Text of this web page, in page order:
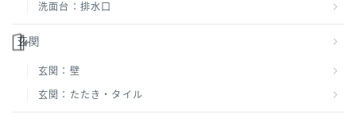
洗面台：排水口
玄関
玄関：壁
玄関：たたき・タイル